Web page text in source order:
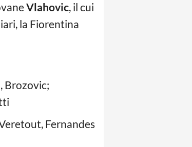
Vlahovic, il cui
la Fiorentina
Brozovic;
Fernandes